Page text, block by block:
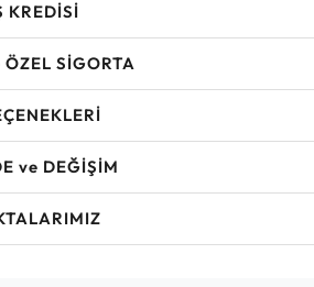
KREDİSİ
SİGORTA
ve DEĞİŞİM